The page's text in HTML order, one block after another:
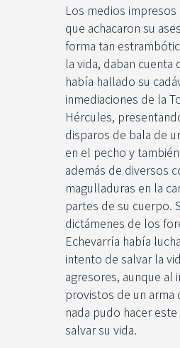
Los medios impresos
que achacaron su
forma tan
la vida, daban cuenta
había hallado su
inmediaciones de la
Hércules,
disparos de bala de
en el pecho y
además de diversos
magulladuras en la
partes de su cuerpo.
dictámenes de los
Echevarría había
intento de salvar la
agresores, aunque al
provistos de un arma
nada pudo hacer
salvar su vida.